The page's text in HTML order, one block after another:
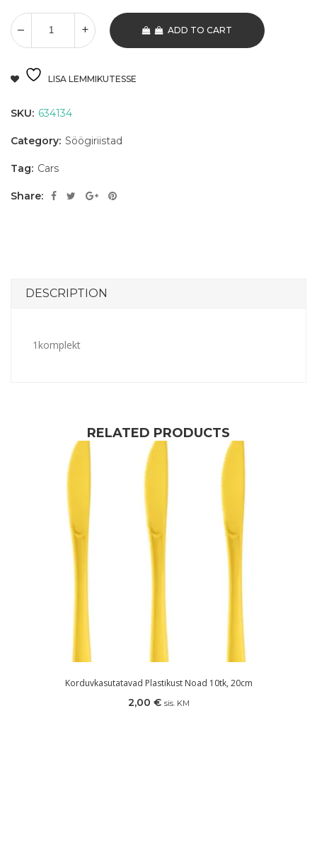
ADD TO CART
LISA LEMMIKUTESSE
SKU: 634134
Category: Söögiriistad
Tag: Cars
Share:
DESCRIPTION
1komplekt
RELATED PRODUCTS
Korduvkasutatavad Plastikust Noad 10tk, 20cm
2,00 € sis. KM